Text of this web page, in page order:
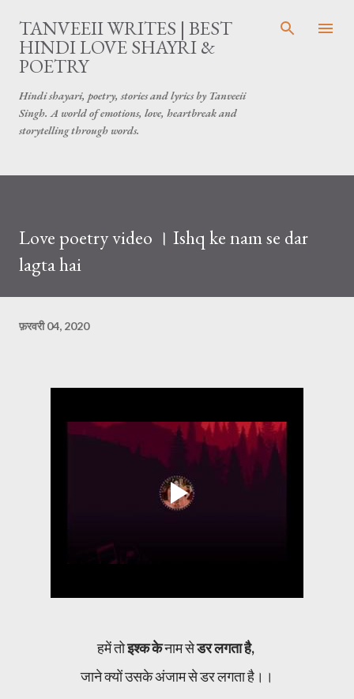
सीधे मुख्य सामग्री पर जाएं
TANVEEII WRITES | BEST
HINDI LOVE SHAYRI &
POETRY
Hindi shayari, poetry, stories and lyrics by Tanveeii
Singh. A world of emotions, love, heartbreak and
storytelling through words.
Love poetry video । Ishq ke nam se dar
lagta hai
फ़रवरी 04, 2020
हमें तोइश्क केनाम सेडर लगता है,
जाने क्यों उसके अंजाम से डर लगता है।।